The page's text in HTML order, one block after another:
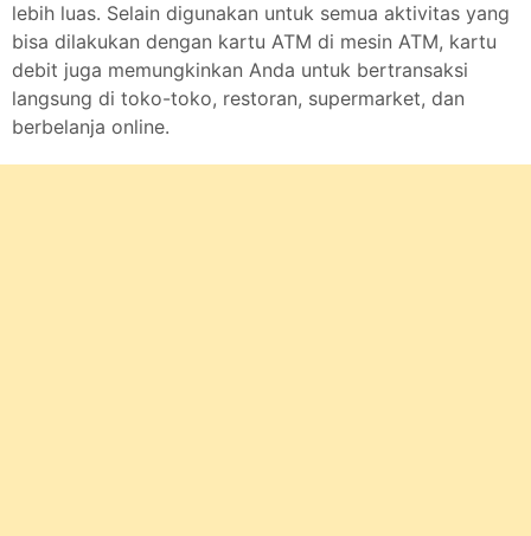
lebih luas. Selain digunakan untuk semua aktivitas yang
bisa dilakukan dengan kartu ATM di mesin ATM, kartu
debit juga memungkinkan Anda untuk bertransaksi
langsung di toko-toko, restoran, supermarket, dan
berbelanja online.